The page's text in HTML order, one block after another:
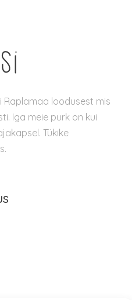
Raplamaa loodusest mis
Iga meie purk on kui
Tükike